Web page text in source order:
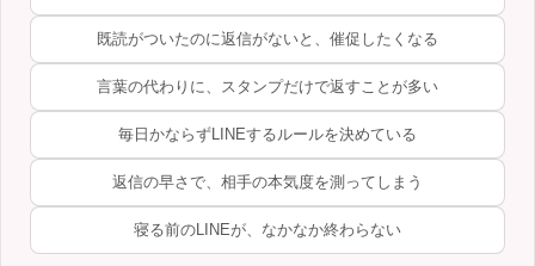
既読がついたのに返信がないと、催促したくなる
言葉の代わりに、スタンプだけで返すことが多い
毎日かならずLINEするルールを決めている
返信の早さで、相手の本気度を測ってしまう
寝る前のLINEが、なかなか終わらない